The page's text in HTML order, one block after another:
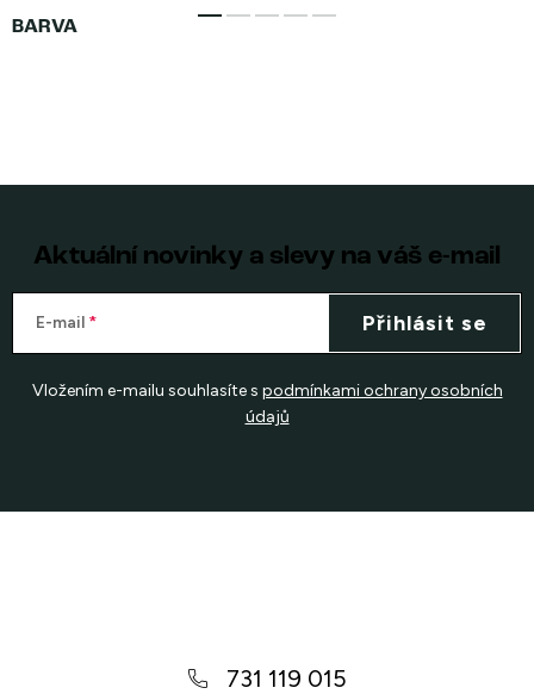
Aktuální novinky a slevy na váš e-mail
E-mail
Vložením e-mailu souhlasíte s podmínkami ochrany osobních
údajů
Přihlásit se
731 119 015